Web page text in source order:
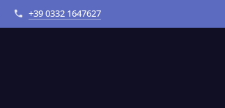
+39 0332 1647627